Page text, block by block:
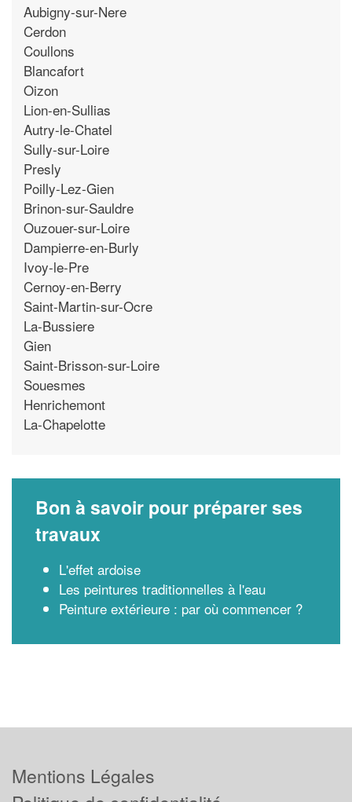
Aubigny-sur-Nere
Cerdon
Coullons
Blancafort
Oizon
Lion-en-Sullias
Autry-le-Chatel
Sully-sur-Loire
Presly
Poilly-Lez-Gien
Brinon-sur-Sauldre
Ouzouer-sur-Loire
Dampierre-en-Burly
Ivoy-le-Pre
Cernoy-en-Berry
Saint-Martin-sur-Ocre
La-Bussiere
Gien
Saint-Brisson-sur-Loire
Souesmes
Henrichemont
La-Chapelotte
Bon à savoir pour préparer ses
travaux
L'effet ardoise
Les peintures traditionnelles à l'eau
Peinture extérieure : par où commencer ?
Mentions Légales